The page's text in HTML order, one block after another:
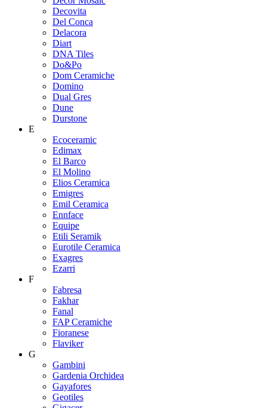
Decovita
Del Conca
Delacora
Diart
DNA Tiles
Do&Po
Dom Ceramiche
Domino
Dual Gres
Dune
Durstone
E
Ecoceramic
Edimax
El Barco
El Molino
Elios Ceramica
Emigres
Emil Ceramica
Ennface
Equipe
Etili Seramik
Eurotile Ceramica
Exagres
Ezarri
F
Fabresa
Fakhar
Fanal
FAP Ceramiche
Fioranese
Flaviker
G
Gambini
Gardenia Orchidea
Gayafores
Geotiles